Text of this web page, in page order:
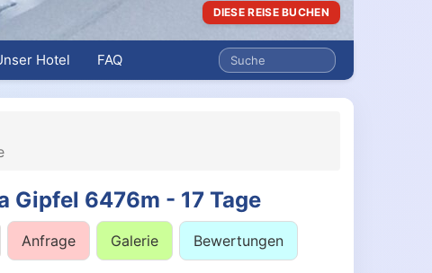
DIESE REISE BUCHEN
Hotel FAQ
Gipfel 6476m - 17 Tage
Anfrage Galerie Bewertungen